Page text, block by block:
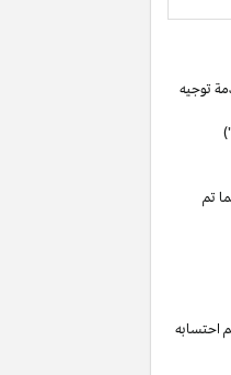
توجيه
")
تم
احتسابه